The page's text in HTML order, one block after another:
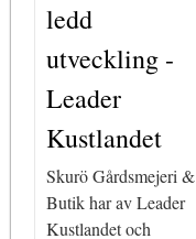
ledd
utveckling -
Leader
Kustlandet
Skurö Gårdsmejeri &
Butik har av Leader
Kustlandet och